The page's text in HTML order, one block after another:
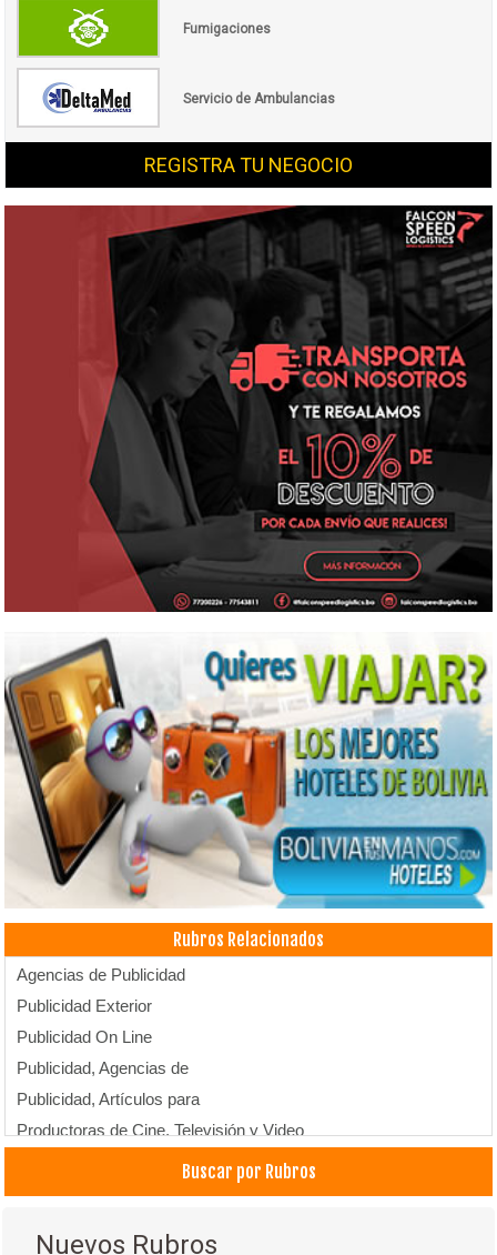
Fumigaciones
Servicio de Ambulancias
REGISTRA TU NEGOCIO
Rubros Relacionados
Agencias de Publicidad
Publicidad Exterior
Publicidad On Line
Publicidad, Agencias de
Publicidad, Artículos para
Productoras de Cine, Televisión y Video
Buscar por Rubros
Nuevos Rubros